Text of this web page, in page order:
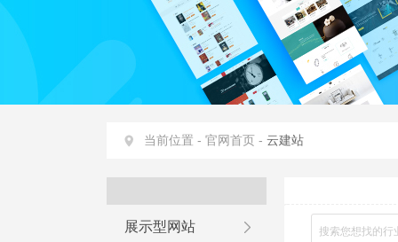
当前位置 - 官网首页 - 云建站
展示型网站